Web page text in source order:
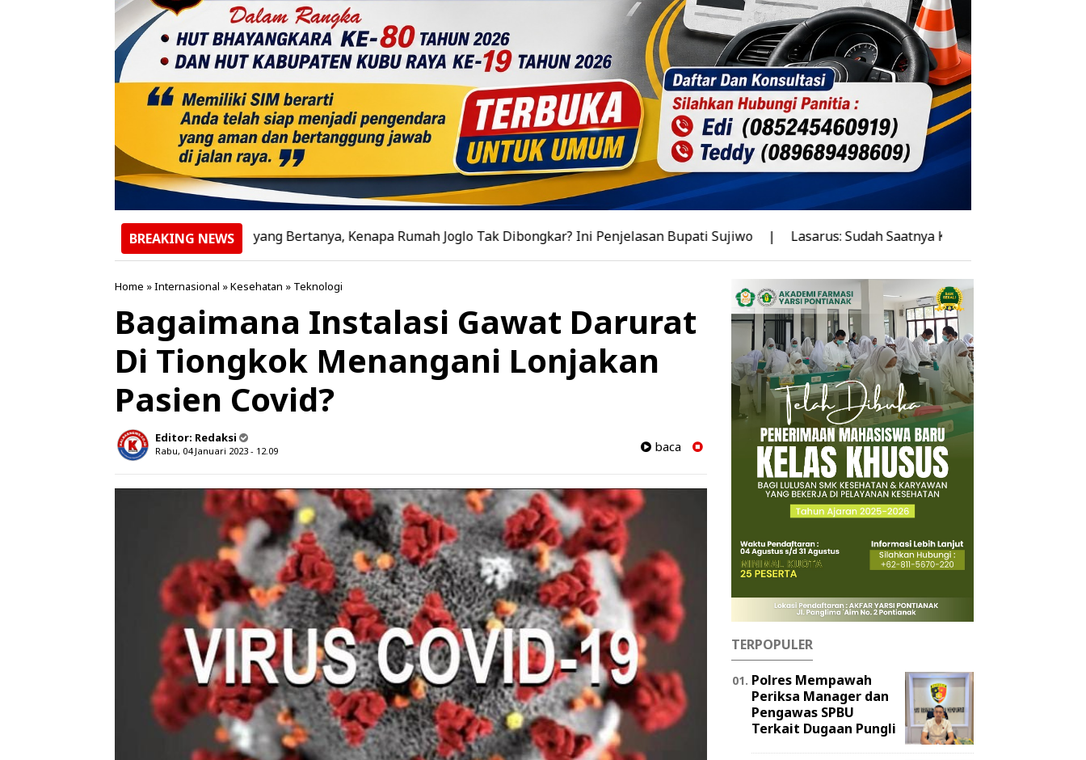
BREAKING NEWS
Banyak yang Bertanya, Kenapa Rumah Joglo Tak Dibongkar? Ini Penjelasan Bupati Sujiwo | Lasarus: Sudah Saatnya Kalbar Miliki Stadion Berstandar
Home »Internasional »Kesehatan » Teknologi
Bagaimana Instalasi Gawat Darurat
Di Tiongkok Menangani Lonjakan
Pasien Covid?
Editor: Redaksi
Rabu, 04 Januari 2023 - 12.09 baca
TERPOPULER
Polres Mempawah
Periksa Manager dan
Pengawas SPBU
Terkait Dugaan Pungli